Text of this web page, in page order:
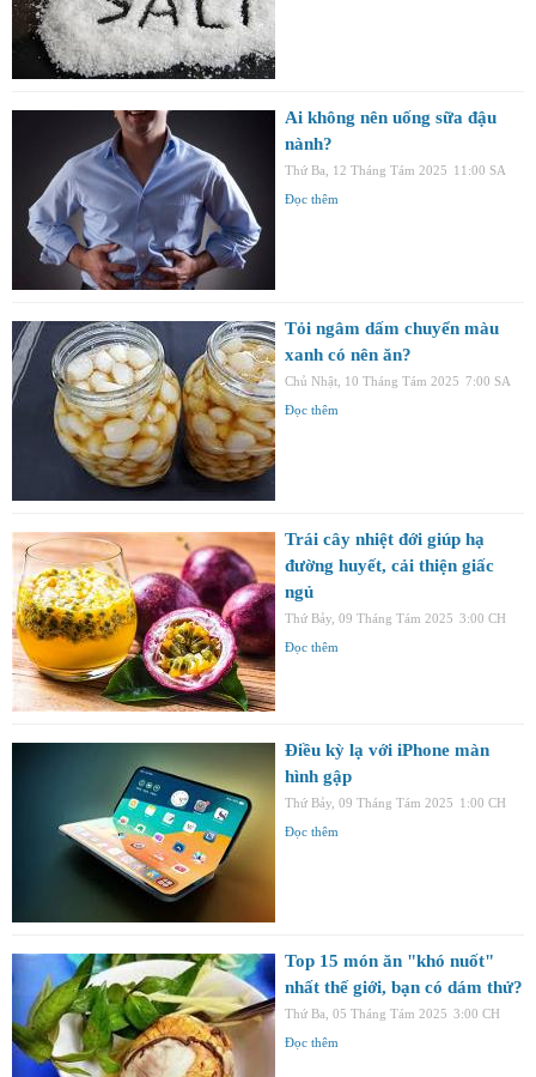
Ai không nên uống sữa đậu
nành?
Thứ Ba, 12 Tháng Tám 2025 11:00 SA
Đọc thêm
Tỏi ngâm dấm chuyển màu
xanh có nên ăn?
Chủ Nhật, 10 Tháng Tám 2025 7:00 SA
Đọc thêm
Trái cây nhiệt đới giúp hạ
đường huyết, cải thiện giấc
ngủ
Thứ Bảy, 09 Tháng Tám 2025 3:00 CH
Đọc thêm
Điều kỳ lạ với iPhone màn
hình gập
Thứ Bảy, 09 Tháng Tám 2025 1:00 CH
Đọc thêm
Top 15 món ăn "khó nuốt"
nhất thế giới, bạn có dám thử?
Thứ Ba, 05 Tháng Tám 2025 3:00 CH
Đọc thêm